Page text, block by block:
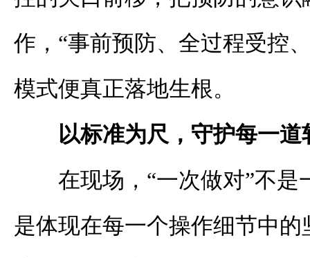
作，“事前预防、全过程受控
模式便真正落地生根。
以标准为尺，守护每一道
在现场，“一次做对”不
是体现在每一个操作细节中